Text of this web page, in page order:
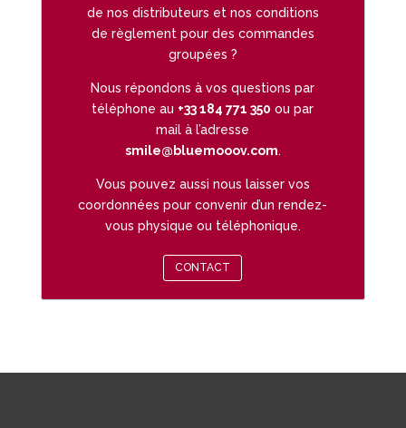
de nos distributeurs et nos conditions
de règlement pour des commandes
groupées ?
Nous répondons à vos questions par
téléphone au +33 184 771 350 ou par
mail à l’adresse
smile@bluemooov.com.
Vous pouvez aussi nous laisser vos
coordonnées pour convenir d’un rendez-
vous physique ou téléphonique.
CONTACT